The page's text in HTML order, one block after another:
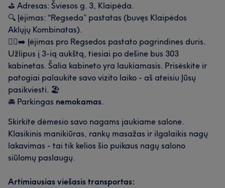
⛳️ Adresas: Šviesos g. 3, Klaipėda.
🔍 Įėjimas: “Regseda” pastatas (buvęs Klaipėdos
Aklųjų Kombinatas).
🚶‍♀️‍➡️ Įėjimas pro Regsedos pastato pagrindines duris.
Užlipus į 3-ią aukštą, tiesiai po dešine bus 303
kabinetas. Šalia kabineto yra laukiamasis. Prisėskite ir
patogiai palaukite savo vizito laiko - aš ateisiu Jūsų
pasikviesti. 🏖️
🚘 Parkingas nemokamas.
Skirkite dėmesio savo nagams jaukiame salone.
Klasikinis manikiūras, rankų masažas ir ilgalaikis nagų
lakavimas - tai tik kelios šio puikaus nagų salono
siūlomų paslaugų.
Artimiausias viešasis transportas: